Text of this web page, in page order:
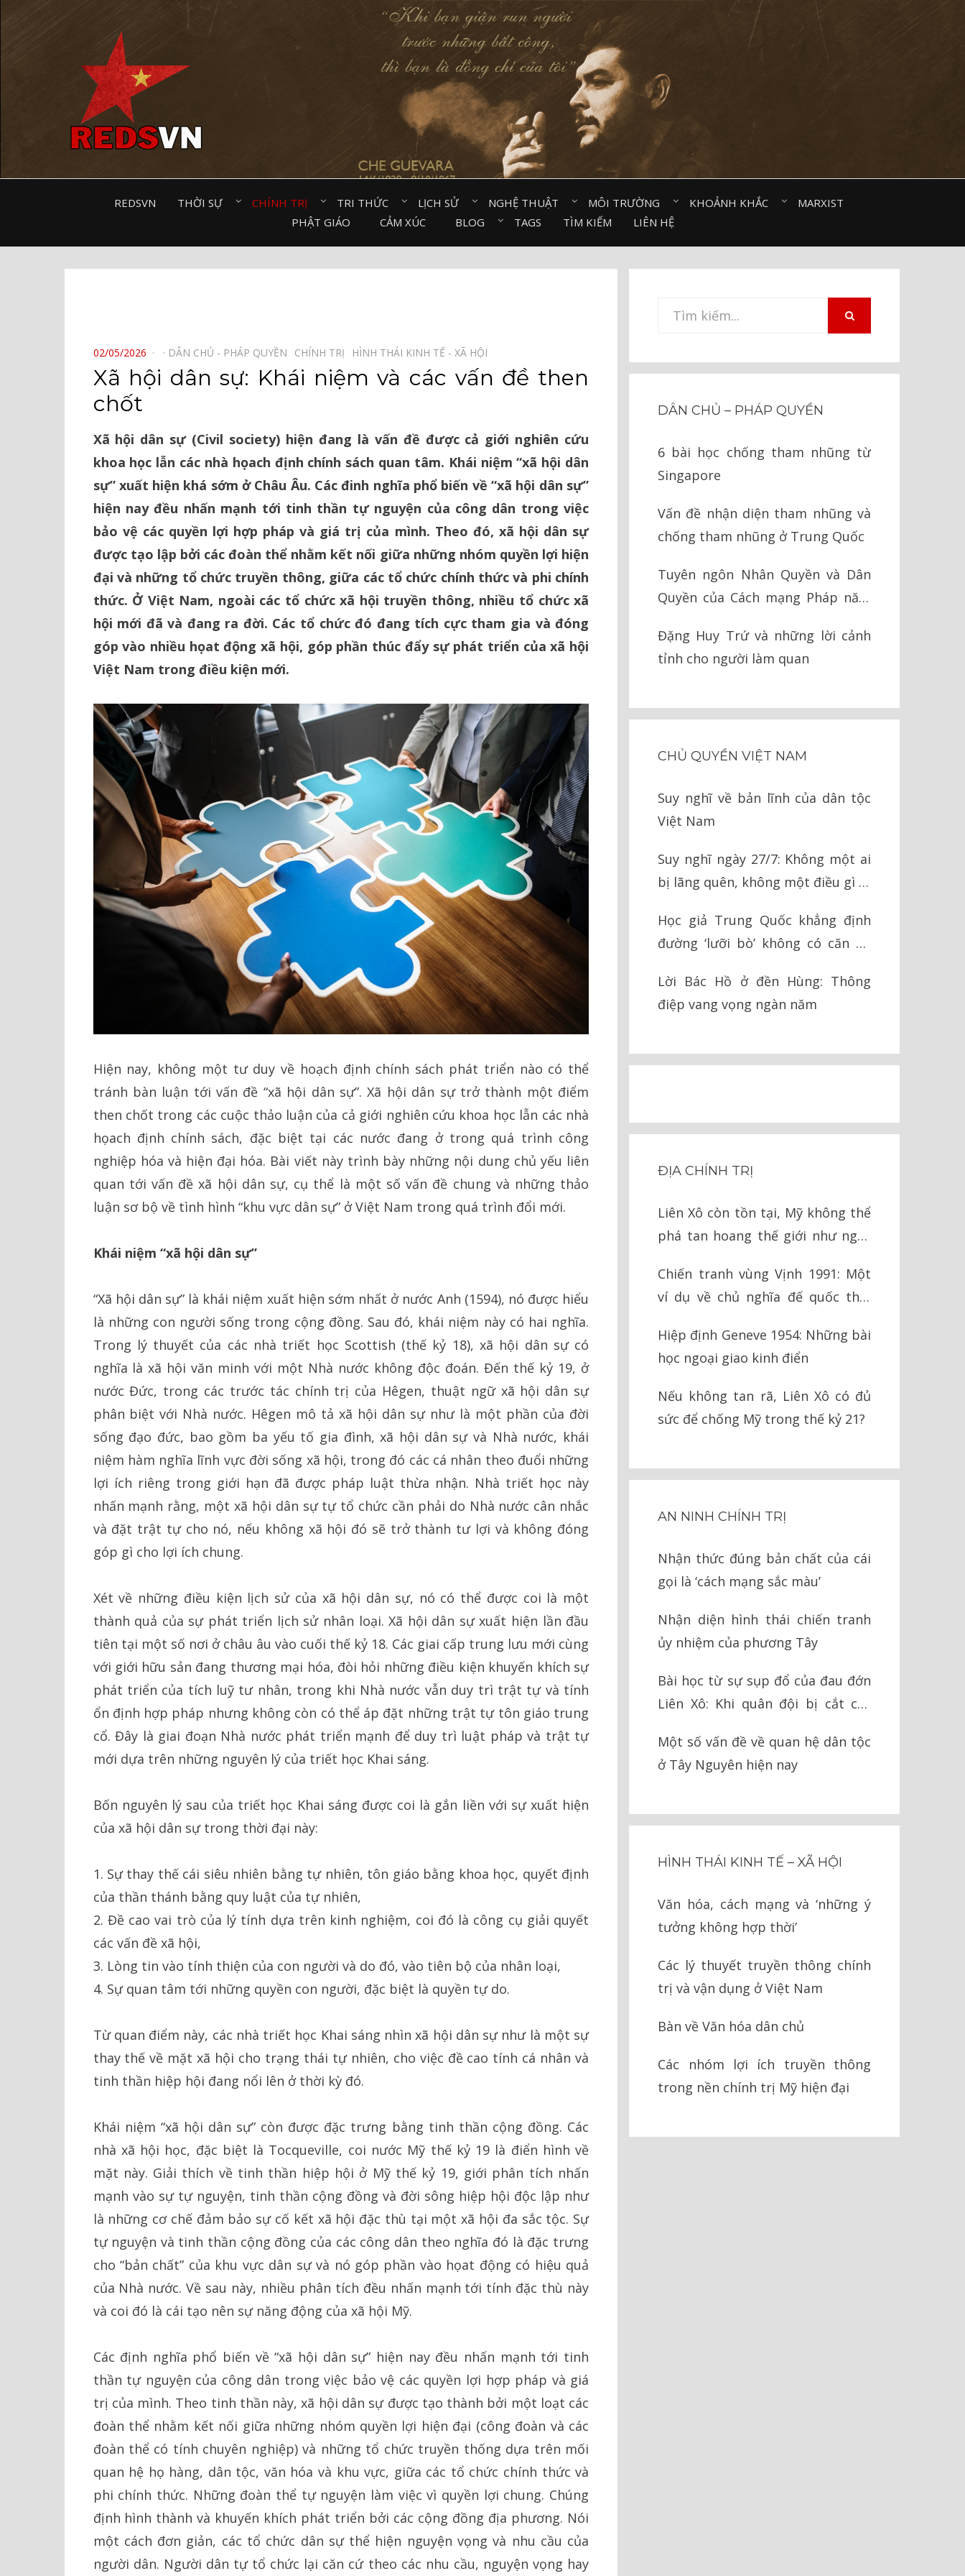
REDSVN THỜI SỰ⠀ CHÍNH TRỊ⠀ TRI THỨC⠀ LỊCH SỬ⠀ NGHỆ THUẬT⠀ MÔI TRƯỜNG⠀ KHOẢNH KHẮC⠀
MARXIST⠀
PHẬT GIÁO⠀
CẢM XÚC⠀ BLOG⠀ TAGS TÌM KIẾM LIÊN HỆ
POSTED
ON
02/05/2026 DÂN CHỦ - PHÁP QUYỀN⠀ CHÍNH TRỊ⠀ HÌNH THÁI KINH TẾ - XÃ HỘI⠀
Xã hội dân sự: Khái niệm và các vấn đề then
chốt
Xã hội dân sự (Civil society) hiện đang là vấn đề được cả giới nghiên cứu
khoa học lẫn các nhà họach định chính sách quan tâm. Khái niệm “xã hội dân
sự” xuất hiện khá sớm ở Châu Âu. Các đinh nghĩa phổ biến về “xã hội dân sự”
hiện nay đều nhấn mạnh tới tinh thần tự nguyện của công dân trong việc
bảo vệ các quyền lợi hợp pháp và giá trị của mình. Theo đó, xã hội dân sự
được tạo lập bởi các đoàn thể nhằm kết nối giữa những nhóm quyền lợi hiện
đại và những tổ chức truyền thông, giữa các tổ chức chính thức và phi chính
thức. Ở Việt Nam, ngoài các tổ chức xã hội truyền thông, nhiều tổ chức xã
hội mới đã và đang ra đời. Các tổ chức đó đang tích cực tham gia và đóng
góp vào nhiều họat động xã hội, góp phần thúc đẩy sự phát triển của xã hội
Việt Nam trong điều kiện mới.
Hiện nay, không một tư duy về hoạch định chính sách phát triển nào có thể
tránh bàn luận tới vấn đề “xã hội dân sự”. Xã hội dân sự trở thành một điểm
then chốt trong các cuộc thảo luận của cả giới nghiên cứu khoa học lẫn các nhà
họach định chính sách, đặc biệt tại các nước đang ở trong quá trình công
nghiệp hóa và hiện đại hóa. Bài viết này trình bày những nội dung chủ yếu liên
quan tới vấn đề xã hội dân sự, cụ thể là một số vấn đề chung và những thảo
luận sơ bộ về tình hình “khu vực dân sự” ở Việt Nam trong quá trình đổi mới.
Khái niệm “xã hội dân sự”
“Xã hội dân sự” là khái niệm xuất hiện sớm nhất ở nước Anh (1594), nó được hiểu
là những con người sống trong cộng đồng. Sau đó, khái niệm này có hai nghĩa.
Trong lý thuyết của các nhà triết học Scottish (thế kỷ 18), xã hội dân sự có
nghĩa là xã hội văn minh với một Nhà nước không độc đoán. Đến thế kỷ 19, ở
nước Đức, trong các trước tác chính trị của Hêgen, thuật ngữ xã hội dân sự
phân biệt với Nhà nước. Hêgen mô tả xã hội dân sự như là một phần của đời
sống đạo đức, bao gồm ba yếu tố gia đình, xã hội dân sự và Nhà nước, khái
niệm hàm nghĩa lĩnh vực đời sống xã hội, trong đó các cá nhân theo đuổi những
lợi ích riêng trong giới hạn đã được pháp luật thừa nhận. Nhà triết học này
nhấn mạnh rằng, một xã hội dân sự tự tổ chức cần phải do Nhà nước cân nhắc
và đặt trật tự cho nó, nếu không xã hội đó sẽ trở thành tư lợi và không đóng
góp gì cho lợi ích chung.
Xét về những điều kiện lịch sử của xã hội dân sự, nó có thể được coi là một
thành quả của sự phát triển lịch sử nhân loại. Xã hội dân sự xuất hiện lần đầu
tiên tại một số nơi ở châu âu vào cuối thế kỷ 18. Các giai cấp trung lưu mới cùng
với giới hữu sản đang thương mại hóa, đòi hỏi những điều kiện khuyến khích sự
phát triển của tích luỹ tư nhân, trong khi Nhà nước vẫn duy trì trật tự và tính
ổn định hợp pháp nhưng không còn có thể áp đặt những trật tự tôn giáo trung
cổ. Đây là giai đoạn Nhà nước phát triển mạnh để duy trì luật pháp và trật tự
mới dựa trên những nguyên lý của triết học Khai sáng.
Bốn nguyên lý sau của triết học Khai sáng được coi là gắn liền với sự xuất hiện
của xã hội dân sự trong thời đại này:
1. Sự thay thế cái siêu nhiên bằng tự nhiên, tôn giáo bằng khoa học, quyết định
của thần thánh bằng quy luật của tự nhiên,
2. Đề cao vai trò của lý tính dựa trên kinh nghiệm, coi đó là công cụ giải quyết
các vấn đề xã hội,
3. Lòng tin vào tính thiện của con người và do đó, vào tiên bộ của nhân loại,
4. Sự quan tâm tới những quyền con người, đặc biệt là quyền tự do.
Từ quan điểm này, các nhà triết học Khai sáng nhìn xã hội dân sự như là một sự
thay thế về mặt xã hội cho trạng thái tự nhiên, cho việc đề cao tính cá nhân và
tinh thần hiệp hội đang nổi lên ở thời kỳ đó.
Khái niệm “xã hội dân sự” còn được đặc trưng bằng tinh thần cộng đồng. Các
nhà xã hội học, đặc biệt là Tocqueville, coi nước Mỹ thế kỷ 19 là điển hình về
mặt này. Giải thích về tinh thần hiệp hội ở Mỹ thế kỷ 19, giới phân tích nhấn
mạnh vào sự tự nguyện, tinh thần cộng đồng và đời sông hiệp hội độc lập như
là những cơ chế đảm bảo sự cố kết xã hội đặc thù tại một xã hội đa sắc tộc. Sự
tự nguyện và tinh thần cộng đồng của các công dân theo nghĩa đó là đặc trưng
cho “bản chất” của khu vực dân sự và nó góp phần vào họat động có hiệu quả
của Nhà nước. Về sau này, nhiều phân tích đều nhấn mạnh tới tính đặc thù này
và coi đó là cái tạo nên sự năng động của xã hội Mỹ.
Các định nghĩa phổ biến về “xã hội dân sự” hiện nay đều nhấn mạnh tới tinh
thần tự nguyện của công dân trong việc bảo vệ các quyền lợi hợp pháp và giá
trị của mình. Theo tinh thần này, xã hội dân sự được tạo thành bởi một loạt các
đoàn thể nhằm kết nối giữa những nhóm quyền lợi hiện đại (công đoàn và các
đoàn thể có tính chuyên nghiệp) và những tổ chức truyền thống dựa trên mối
quan hệ họ hàng, dân tộc, văn hóa và khu vực, giữa các tổ chức chính thức và
phi chính thức. Những đoàn thể tự nguyện làm việc vì quyền lợi chung. Chúng
định hình thành và khuyến khích phát triển bởi các cộng đồng địa phương. Nói
một cách đơn giản, các tổ chức dân sự thể hiện nguyện vọng và nhu cầu của
người dân. Người dân tự tổ chức lại căn cứ theo các nhu cầu, nguyện vọng hay
Tìm
DÂN CHỦ – PHÁP QUYỀN
6 bài học chống tham nhũng từ
Singapore
Vấn đề nhận diện tham nhũng và
chống tham nhũng ở Trung Quốc
Tuyên ngôn Nhân Quyền và Dân
Quyền của Cách mạng Pháp năm
Đặng Huy Trứ và những lời cảnh
tỉnh cho người làm quan
CHỦ QUYỀN VIỆT NAM
Suy nghĩ về bản lĩnh của dân tộc
Việt Nam
Suy nghĩ ngày 27/7: Không một ai
bị lãng quên, không một điều gì bị
Học giả Trung Quốc khẳng định
đường ‘lưỡi bò’ không có căn cứ
Lời Bác Hồ ở đền Hùng: Thông
điệp vang vọng ngàn năm
ĐỊA CHÍNH TRỊ
Liên Xô còn tồn tại, Mỹ không thể
phá tan hoang thế giới như ngày
Chiến tranh vùng Vịnh 1991: Một
ví dụ về chủ nghĩa đế quốc thời
Hiệp định Geneve 1954: Những bài
học ngoại giao kinh điển
Nếu không tan rã, Liên Xô có đủ
sức để chống Mỹ trong thế kỷ 21?
AN NINH CHÍNH TRỊ
Nhận thức đúng bản chất của cái
gọi là ‘cách mạng sắc màu’
Nhận diện hình thái chiến tranh
ủy nhiệm của phương Tây
Bài học từ sự sụp đổ của đau đớn
Liên Xô: Khi quân đội bị cắt cụt
Một số vấn đề về quan hệ dân tộc
ở Tây Nguyên hiện nay
HÌNH THÁI KINH TẾ – XÃ HỘI
Văn hóa, cách mạng và ‘những ý
tưởng không hợp thời’
Các lý thuyết truyền thông chính
trị và vận dụng ở Việt Nam
Bàn về Văn hóa dân chủ
Các nhóm lợi ích truyền thông
trong nền chính trị Mỹ hiện đại